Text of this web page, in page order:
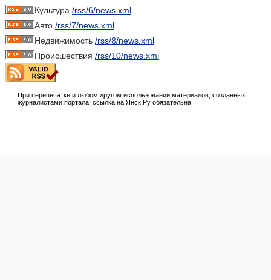
Культура /rss/6/news.xml
Авто /rss/7/news.xml
Недвижимость /rss/8/news.xml
Происшествия /rss/10/news.xml
При перепечатке и любом другом использовании материалов, созданных
журналистами портала, ссылка на Янск.Ру обязательна.